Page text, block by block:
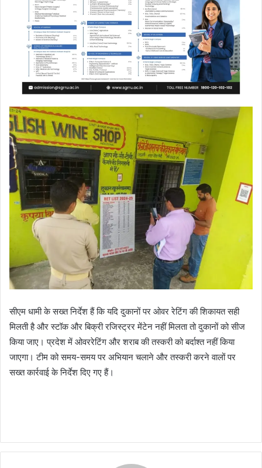
सीएम धामी के सख्त निर्देश हैं कि यदि दुकानों पर ओवर रेटिंग की शिकायत सही
मिलती है और स्टॉक और बिक्री रजिस्ट्रर मेंटेन नहीं मिलता तो दुकानों को सीज
किया जाए। प्रदेश में ओवररेटिंग और शराब की तस्करी को बर्दाश्त नहीं किया
जाएगा। टीम को समय-समय पर अभियान चलाने और तस्करी करने वालों पर
सख्त कार्रवाई के निर्देश दिए गए हैं।